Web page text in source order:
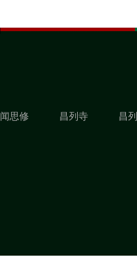
闻思修 昌列寺 昌